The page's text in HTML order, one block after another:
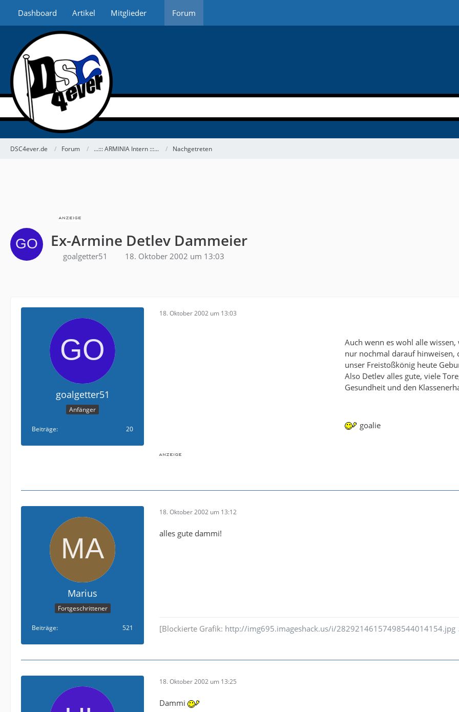
Dashboard Artikel Mitglieder Forum
DSC4ever.de Forum ...::: ARMINIA Intern :::... Nachgetreten
Ex-Armine Detlev Dammeier
goalgetter51 18. Oktober 2002 um 13:03
goalgetter51
Anfänger
Beiträge 20
18. Oktober 2002 um 13:03
Auch wenn es wohl alle
nur nochmal darauf hinweisen,
unser Freistoßkönig heute
Also Detlev alles gute, viele
Gesundheit und den
goalie
Marius
Fortgeschrittener
Beiträge 521
18. Oktober 2002 um 13:12
alles gute dammi!
[Blockierte Grafik: http://img695.imageshack.us/i/28292146157498544014154.jpg
18. Oktober 2002 um 13:25
Dammi